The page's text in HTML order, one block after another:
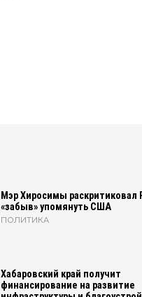
Мэр Хиросимы раскритиковал
«забыв» упомянуть США
ПОЛИТИКА
Хабаровский край получит
финансирование на развитие